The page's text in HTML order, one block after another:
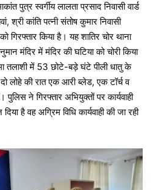
पुत्र स्वर्गीय लालता प्रसाद निवासी वार्ड
श्री कांति पत्नी संतोष कुमार निवासी
गिरफ्तार किया है। यह शातिर चोर थाना
मंदिर में मंदिर की घटिया को चोरी किया
तलाशी में 53 छोटे-बड़े घंटे पीली धातु के
लोहे की रात एक आरी ब्लेड, एक टॉर्च व
ने गिरफ्तार अभियुक्तों पर कार्यवाही
है वह अग्रिम विधि कार्यवाही की जा रही